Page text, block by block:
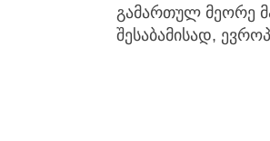
გამართულ მეორე
შესაბამისად,